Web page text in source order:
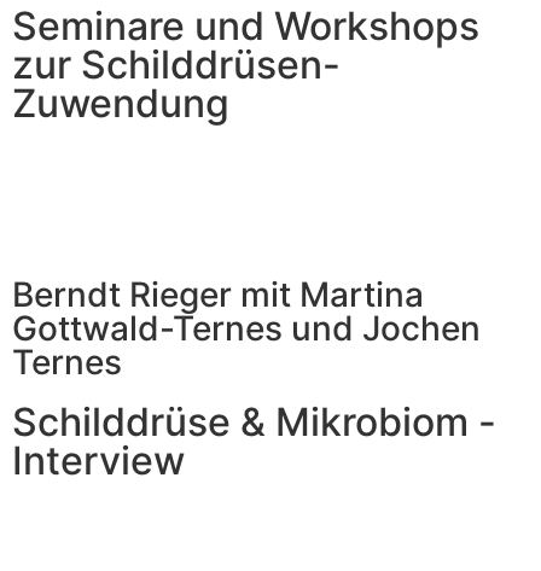
Seminare und Workshops
zur Schilddrüsen-
Zuwendung
Berndt Rieger mit Martina
Gottwald-Ternes und Jochen
Ternes
Schilddrüse & Mikrobiom -
Interview